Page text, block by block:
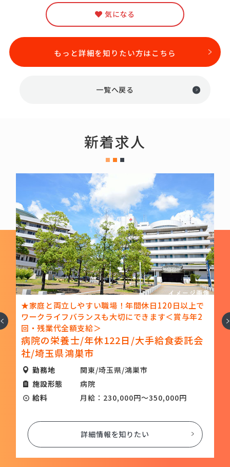
気になる
もっと詳細を知りたい方はこちら
一覧へ戻る
新着求人
★家庭と両立しやすい職場！年間休日120日以上で
ワークライフバランスも大切にできます＜賞与年2
回・残業代全額支給＞
病院の栄養士/年休122日/大手給食委託会
社/埼玉県鴻巣市
勤務地
関東/埼玉県/鴻巣市
施設形態
病院
給料
月給：230,000円～350,000円
詳細情報を知りたい
次